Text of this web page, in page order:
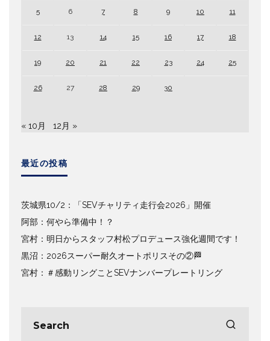
5 6 7 8 9 10 11
12 13 14 15 16 17 18
19 20 21 22 23 24 25
26 27 28 29 30
« 10月 12月 »
最近の投稿
茨城県10/2：「SEVチャリティ走行会2026」開催
阿部：何やら準備中！？
宮村：明日からスタッフ村松プロデュース強化週間です！
黒沼：2026スーパー耐久オートポリスその②🏁
宮村：＃感動リングことSEVナンバープレートリング